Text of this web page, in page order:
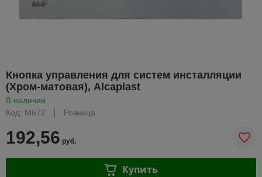
Кнопка управления для систем инсталляции
(Хром-матовая), Alcaplast
В наличии
Код: M672
Розница
192,56 руб.
Купить